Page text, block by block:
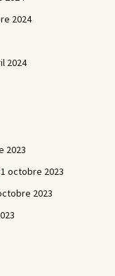
2024
2024
2023
octobre 2023
2023